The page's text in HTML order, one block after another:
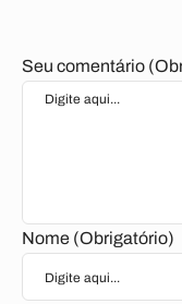
Seu comentário
Nome (Obrigatório)